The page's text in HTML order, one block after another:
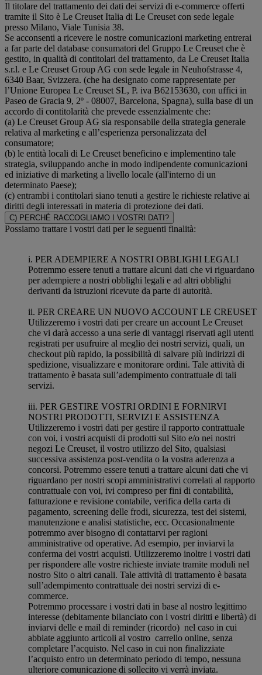
Il titolare del trattamento dei dati dei servizi di e-commerce offerti
tramite il Sito è Le Creuset Italia di Le Creuset con sede legale
presso Milano, Viale Tunisia 38.
Se acconsenti a ricevere le nostre comunicazioni marketing entrerai
a far parte del database consumatori del Gruppo Le Creuset che è
gestito, in qualità di contitolari del trattamento, da Le Creuset Italia
s.r.l. e Le Creuset Group AG con sede legale in Neuhofstrasse 4,
6340 Baar, Svizzera. (che ha designato come rappresentate per
l’Unione Europea Le Creuset SL, P. iva B62153630, con uffici in
Paseo de Gracia 9, 2º - 08007, Barcelona, Spagna), sulla base di un
accordo di contitolarità che prevede essenzialmente che:
(a) Le Creuset Group AG sia responsabile della strategia generale
relativa al marketing e all’esperienza personalizzata del
consumatore;
(b) le entità locali di Le Creuset beneficino e implementino tale
strategia, sviluppando anche in modo indipendente comunicazioni
ed iniziative di marketing a livello locale (all'interno di un
determinato Paese);
(c) entrambi i contitolari siano tenuti a gestire le richieste relative ai
diritti degli interessati in materia di protezione dei dati.
C) PERCHÉ RACCOGLIAMO I VOSTRI DATI?
Possiamo trattare i vostri dati per le seguenti finalità:
i. PER ADEMPIERE A NOSTRI OBBLIGHI LEGALI
Potremmo essere tenuti a trattare alcuni dati che vi riguardano
per adempiere a nostri obblighi legali e ad altri obblighi
derivanti da istruzioni ricevute da parte di autorità.
ii. PER CREARE UN NUOVO ACCOUNT LE CREUSET
Utilizzeremo i vostri dati per creare un account Le Creuset
che vi darà accesso a una serie di vantaggi riservati agli utenti
registrati per usufruire al meglio dei nostri servizi, quali, un
checkout più rapido, la possibilità di salvare più indirizzi di
spedizione, visualizzare e monitorare ordini. Tale attività di
trattamento è basata sull’adempimento contrattuale di tali
servizi.
iii. PER GESTIRE VOSTRI ORDINI E FORNIRVI
NOSTRI PRODOTTI, SERVIZI E ASSISTENZA
Utilizzeremo i vostri dati per gestire il rapporto contrattuale
con voi, i vostri acquisti di prodotti sul Sito e/o nei nostri
negozi Le Creuset, il vostro utilizzo del Sito, qualsiasi
successiva assistenza post-vendita o la vostra aderenza a
concorsi. Potremmo essere tenuti a trattare alcuni dati che vi
riguardano per nostri scopi amministrativi correlati al rapporto
contrattuale con voi, ivi compreso per fini di contabilità,
fatturazione e revisione contabile, verifica della carta di
pagamento, screening delle frodi, sicurezza, test dei sistemi,
manutenzione e analisi statistiche, ecc. Occasionalmente
potremmo aver bisogno di contattarvi per ragioni
amministrative od operative. Ad esempio, per inviarvi la
conferma dei vostri acquisti. Utilizzeremo inoltre i vostri dati
per rispondere alle vostre richieste inviate tramite moduli nel
nostro Sito o altri canali. Tale attività di trattamento è basata
sull’adempimento contrattuale dei nostri servizi di e-
commerce.
Potremmo processare i vostri dati in base al nostro legittimo
interesse (debitamente bilanciato con i vostri diritti e libertà) di
inviarvi delle e mail di reminder (ricordo) nel caso in cui
abbiate aggiunto articoli al vostro carrello online, senza
completare l’acquisto. Nel caso in cui non finalizziate
l’acquisto entro un determinato periodo di tempo, nessuna
ulteriore comunicazione di sollecito vi verrà inviata.